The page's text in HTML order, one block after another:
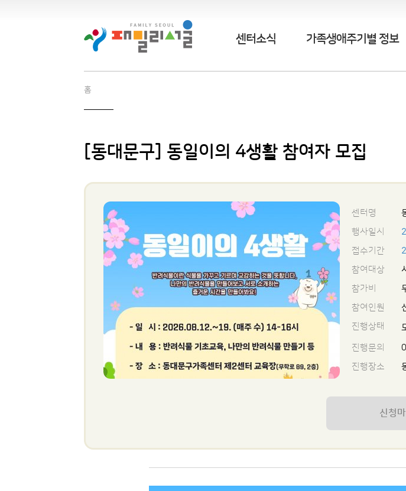
센터소식 가족생애주기별 정보
홈
[동대문구] 동일이의 4생활 참여자 모집
센터명
행사일시
접수기간
참여대상
참가비
참여인원
진행상태
진행문의
진행장소
신청